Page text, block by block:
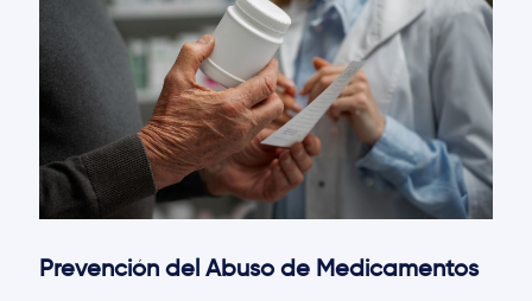
Prevención del Abuso de Medicamentos